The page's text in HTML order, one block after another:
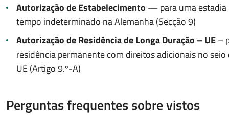
Autorização de Estabelecimento — para uma estadia
tempo indeterminado na Alemanha (Secção 9)
Autorização de Residência de Longa Duração – UE–
residência permanente com direitos adicionais no seio
UE (Artigo 9.º-A)
Perguntas frequentes sobre vistos